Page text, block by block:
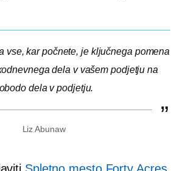
vse, kar počnete, je ključnega pomena
dela v vašem podjetju na
dela v podjetju.
Liz Abunaw